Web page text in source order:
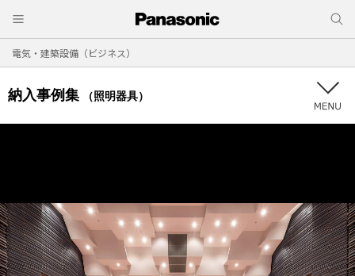
電気・建築設備（ビジネス）
納入事例集 （照明器具）